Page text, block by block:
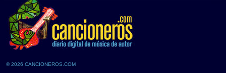
© 2026 CANCIONEROS.COM